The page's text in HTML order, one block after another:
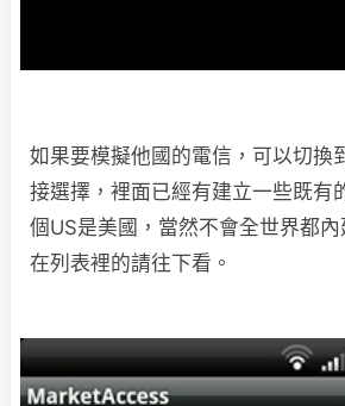
如果要模擬他國的電信，可以切換
接選擇，裡面已經有建立一些既有
個US是美國，當然不會全世界都
在列表裡的請往下看。